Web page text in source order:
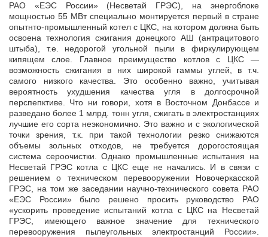
РАО «ЕЭС России» (Несветай ГРЭС), на энергоблоке
мощностью 55 МВт специально монтируется первый в стране
опытнто-промышленный котел с ЦКС, на котором должна быть
освоена технология сжигания донецкого АШ (антрацитового
штыба), т.е. недорогой угольной пыли в фиркулирующем
кипящем слое. Главное преимущество котлов с ЦКС —
возможность сжигания в них широкой гаммы углей, в т.ч.
самого низкого качества. Это особенно важно, учитывая
вероятность ухудшения качества угля в долгосрочной
перспепктиве. Что ни говори, хотя в Восточном Донбассе и
разведано более 1 млрд. тонн угля, сжигать в электростанциях
лучшие его сорта неэкономично. Это важно и с экологической
точки зрения, т.к. при такой технологии резко снижаются
объемы зольных отходов, не требуется дорогостоящая
система сероочистки. Однако промышленные испытания на
Несветай ГРЭС котла с ЦКС еще не начались. И в связи с
решением о техническом перевооружении Новочеркасской
ГРЭС, на том же заседании научно-технического совета РАО
«ЕЭС России» было решено просить руководство РАО
«ускорить проведение испытаний котла с ЦКС на Несветай
ГРЭС, имеющего важное значение для технического
перевооружения пылеугольных электростанций России».